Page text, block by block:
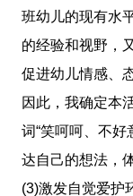
班幼儿的现有水
的经验和视野，
促进幼儿情感、
因此，我确定本
词“笑呵呵、不好
达自己的想法，
(3)激发自觉爱护